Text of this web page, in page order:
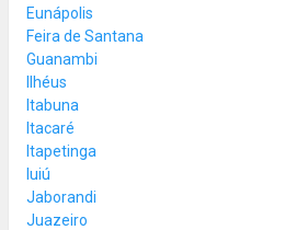
Eunápolis
Feira de Santana
Guanambi
Ilhéus
Itabuna
Itacaré
Itapetinga
Iuiú
Jaborandi
Juazeiro